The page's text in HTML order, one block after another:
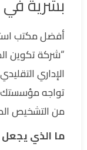
أفضل مكتب
“شركة تكوين
الإداري
تواجه مؤسستك
من التشخيص
ما الذي يجعل